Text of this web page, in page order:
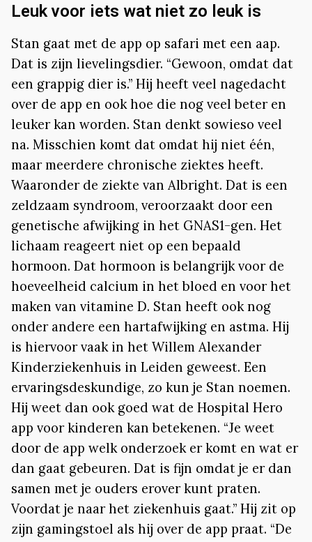
Leuk voor iets wat niet zo leuk is
Stan gaat met de app op safari met een aap.
Dat is zijn lievelingsdier. “Gewoon, omdat dat
een grappig dier is.” Hij heeft veel nagedacht
over de app en ook hoe die nog veel beter en
leuker kan worden. Stan denkt sowieso veel
na. Misschien komt dat omdat hij niet één,
maar meerdere chronische ziektes heeft.
Waaronder de ziekte van Albright. Dat is een
zeldzaam syndroom, veroorzaakt door een
genetische afwijking in het GNAS1-gen. Het
lichaam reageert niet op een bepaald
hormoon. Dat hormoon is belangrijk voor de
hoeveelheid calcium in het bloed en voor het
maken van vitamine D. Stan heeft ook nog
onder andere een hartafwijking en astma. Hij
is hiervoor vaak in het Willem Alexander
Kinderziekenhuis in Leiden geweest. Een
ervaringsdeskundige, zo kun je Stan noemen.
Hij weet dan ook goed wat de Hospital Hero
app voor kinderen kan betekenen. “Je weet
door de app welk onderzoek er komt en wat er
dan gaat gebeuren. Dat is fijn omdat je er dan
samen met je ouders erover kunt praten.
Voordat je naar het ziekenhuis gaat.” Hij zit op
zijn gamingstoel als hij over de app praat. “De